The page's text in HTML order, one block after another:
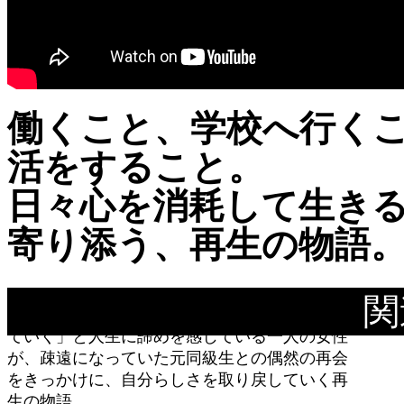
働くこと、学校へ行く
活をすること。
日々心を消耗して生き
寄り添う、再生の物語
ていく」と人生に諦めを感じている一人の女性
が、疎遠になっていた元同級生との偶然の再会
をきっかけに、自分らしさを取り戻していく再